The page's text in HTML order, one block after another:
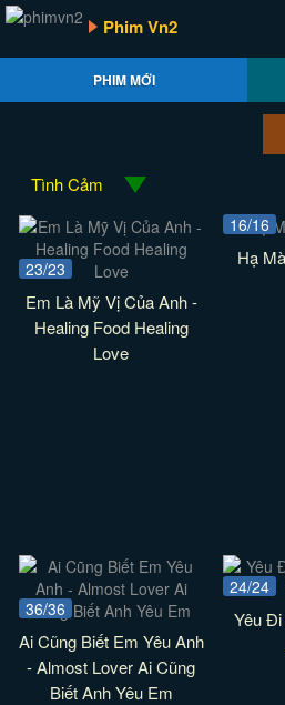
Phim Vn2
PHIM MỚI
Tình Cảm
23/23
Em Là Mỹ Vị Của Anh -
Healing Food Healing
Love
16/16
Hạ
36/36
Ai Cũng Biết Em Yêu Anh
- Almost Lover Ai Cũng
Biết Anh Yêu Em
24/24
Yêu